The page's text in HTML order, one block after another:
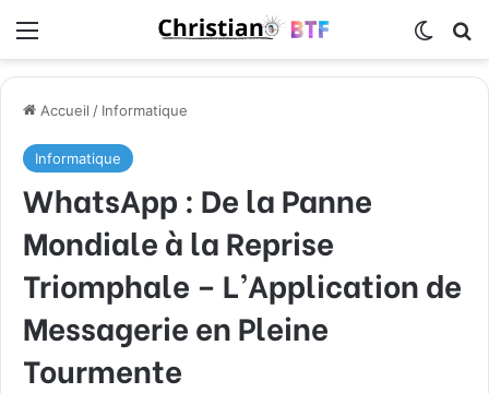
Accueil / Informatique
Informatique
WhatsApp : De la Panne
Mondiale à la Reprise
Triomphale – L’Application de
Messagerie en Pleine
Tourmente